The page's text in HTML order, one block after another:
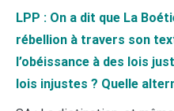
LPP : On a dit que La
rébellion à travers son
l’obéissance à des lois
lois injustes ? Quelle